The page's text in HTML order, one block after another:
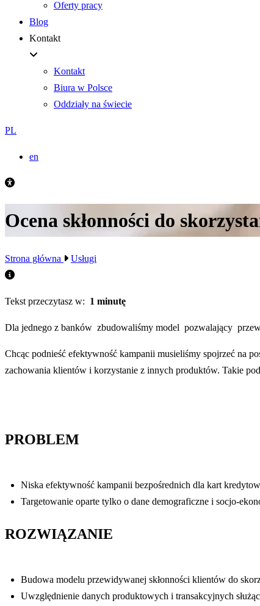
Oferty pracy
Blog
Kontakt
Kontakt
Biura w Polsce
Oddziały na świecie
PL
en
Ocena skłonności do
Strona główna Usługi
Tekst przeczytasz w: 1 minutę
Dla jednego z banków zbudowaliśmy model pozwalający
Chcąc podnieść efektywność kampanii musieliśmy spojrzeć na
zachowania klientów i korzystanie z innych produktów. Takie
PROBLEM
Niska efektywność kampanii bezpośrednich dla kart
Targetowanie oparte tylko o dane demograficzne i socjo-
ROZWIĄZANIE
Budowa modelu przewidywanej skłonności klientów do
Uwzględnienie danych produktowych i transakcyjnych